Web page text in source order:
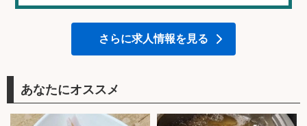
さらに求人情報を見る
あなたにオススメ